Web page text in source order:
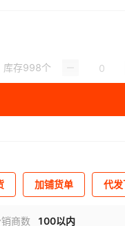
库存998个
加铺货单 代
商数
100以内